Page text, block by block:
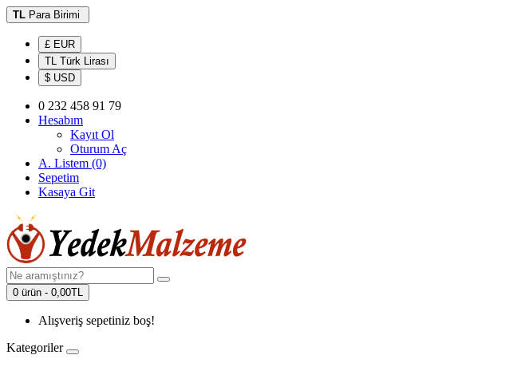
TL Para Birimi
£ EUR
TL Türk Lirası
$ USD
0 232 458 91 79
Hesabım
Kayıt Ol
Oturum Aç
A. Listem (0)
Sepetim
Kasaya Git
0 ürün - 0,00TL
Alışveriş sepetiniz boş!
Kategoriler